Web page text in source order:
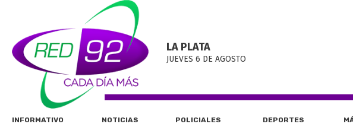
LA PLATA
JUEVES 6 DE AGOSTO
INFORMATIVO NOTICIAS POLICIALES DEPORTES